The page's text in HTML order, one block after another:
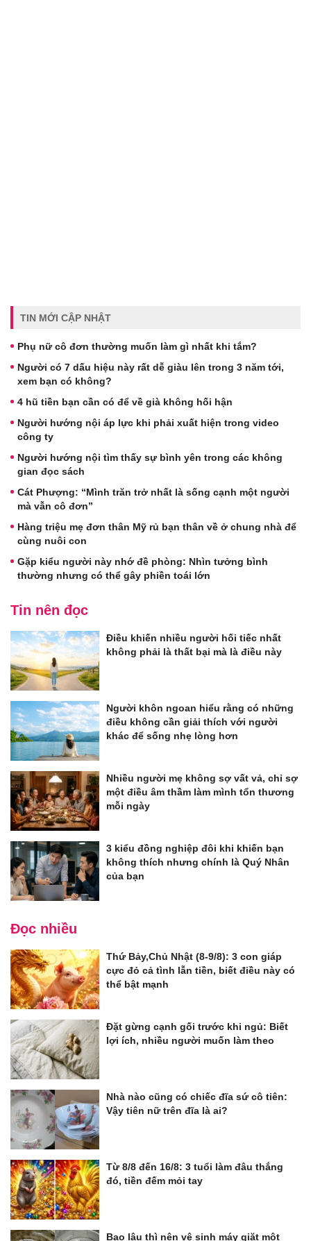
TIN MỚI CẬP NHẬT
Phụ nữ cô đơn thường muốn làm gì nhất khi tắm?
Người có 7 dấu hiệu này rất dễ giàu lên trong 3 năm tới,
xem bạn có không?
4 hũ tiền bạn cần có để về già không hối hận
Người hướng nội áp lực khi phải xuất hiện trong video
công ty
Người hướng nội tìm thấy sự bình yên trong các không
gian đọc sách
Cát Phượng: “Mình trăn trở nhất là sống cạnh một người
mà vẫn cô đơn”
Hàng triệu mẹ đơn thân Mỹ rủ bạn thân về ở chung nhà để
cùng nuôi con
Gặp kiểu người này nhớ đề phòng: Nhìn tưởng bình
thường nhưng có thể gây phiền toái lớn
Tin nên đọc
Điều khiến nhiều người hối tiếc nhất
không phải là thất bại mà là điều này
Người khôn ngoan hiểu rằng có những
điều không cần giải thích với người
khác để sống nhẹ lòng hơn
Nhiều người mẹ không sợ vất vả, chỉ sợ
một điều âm thầm làm mình tổn thương
mỗi ngày
3 kiểu đồng nghiệp đôi khi khiến bạn
không thích nhưng chính là Quý Nhân
của bạn
Đọc nhiều
Thứ Bảy,Chủ Nhật (8-9/8): 3 con giáp
cực đỏ cả tình lẫn tiền, biết điều này có
thể bật mạnh
Đặt gừng cạnh gối trước khi ngủ: Biết
lợi ích, nhiều người muốn làm theo
Nhà nào cũng có chiếc đĩa sứ cô tiên:
Vậy tiên nữ trên đĩa là ai?
Từ 8/8 đến 16/8: 3 tuổi làm đâu thắng
đó, tiền đếm mỏi tay
Bao lâu thì nên vệ sinh máy giặt một